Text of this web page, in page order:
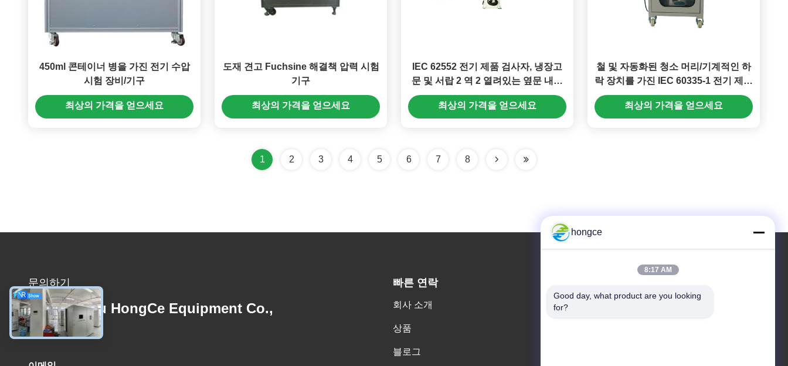
450ml 콘테이너 병을 가진 전기 수압
시험 장비/기구
최상의 가격을 얻으세요
도재 견고 Fuchsine 해결책 압력 시험
기구
최상의 가격을 얻으세요
IEC 62552 전기 제품 검사자, 냉장고
문 및 서랍 2 역 2 열려있는 옆문 내구
시간 검사자
최상의 가격을 얻으세요
철 및 자동화된 청소 머리/기계적인 하
락 장치를 가진 IEC 60335-1 전기 제품
검사자
최상의 가격을 얻으세요
1 2 3 4 5 6 7 8
문의하기
Guangzhou HongCe Equipment Co.,
Ltd.
빠른 연락
회사 소개
상품
블로그
청원하세요 :
hongce
8:17 AM
Good day, what product are you looking
for?